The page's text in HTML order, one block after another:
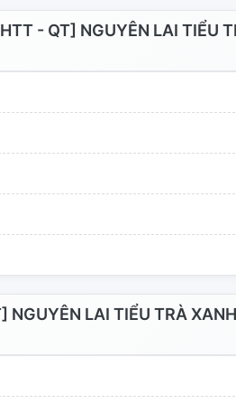
- QT] NGUYÊN LAI TIỂU
LAI TIỂU TRÀ